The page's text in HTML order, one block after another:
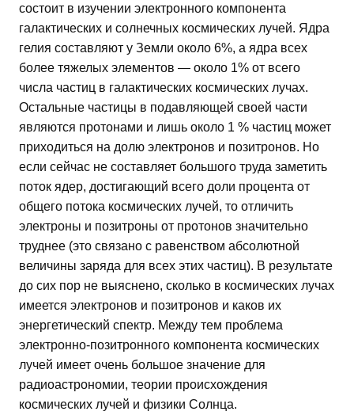
состоит в изучении электронного компонента
галактических и солнечных космических лучей. Ядра
гелия составляют у Земли около 6%, а ядра всех
более тяжелых элементов — около 1% от всего
числа частиц в галактических космических лучах.
Остальные частицы в подавляющей своей части
являются протонами и лишь около 1 % частиц может
приходиться на долю электронов и позитронов. Но
если сейчас не составляет большого труда заметить
поток ядер, достигающий всего доли процента от
общего потока космических лучей, то отличить
электроны и позитроны от протонов значительно
труднее (это связано с равенством абсолютной
величины заряда для всех этих частиц). В результате
до сих пор не выяснено, сколько в космических лучах
имеется электронов и позитронов и каков их
энергетический спектр. Между тем проблема
электронно-позитронного компонента космических
лучей имеет очень большое значение для
радиоастрономии, теории происхождения
космических лучей и физики Солнца.